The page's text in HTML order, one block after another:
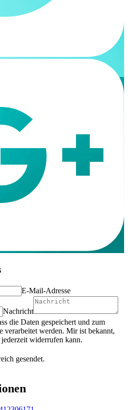
E-Mail-Adresse
Nachricht
die Daten gespeichert und zum
verarbeitet werden. Mir ist bekannt,
widerrufen kann.
gesendet.